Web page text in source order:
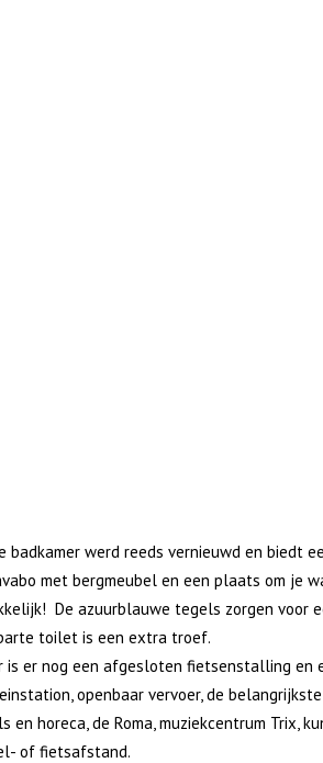
badkamer werd reeds vernieuwd en biedt
met bergmeubel en een plaats om je
De azuurblauwe tegels zorgen voor
toilet is een extra troef.
is er nog een afgesloten fietsenstalling en
openbaar vervoer, de
en horeca, de Roma, muziekcentrum Trix,
of fietsafstand.